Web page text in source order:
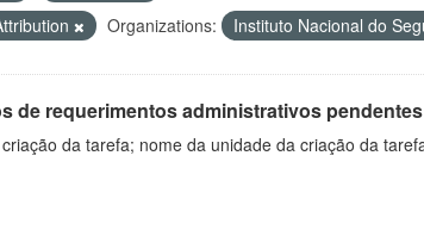
Organizations: Instituto Nacional do
de requerimentos administrativos pendentes
da tarefa; nome da unidade da criação da